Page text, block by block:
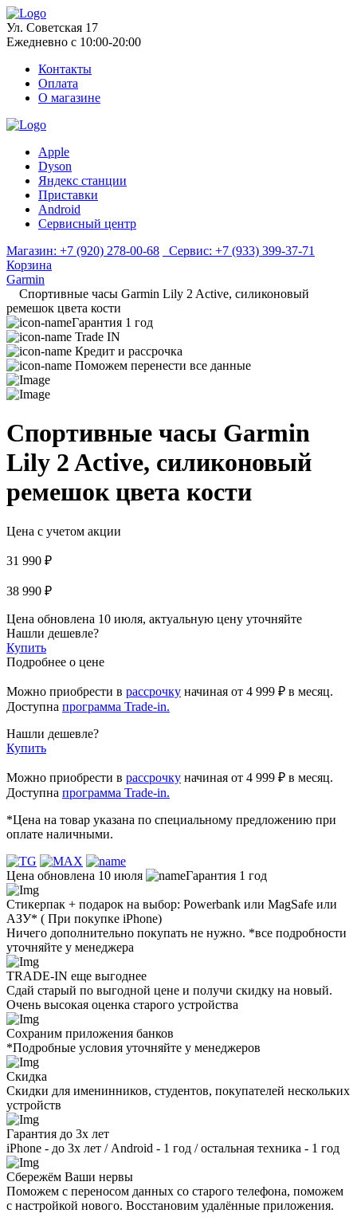
Ул. Советская 17
Ежедневно с 10:00-20:00
Контакты
Оплата
О магазине
Apple
Dyson
Яндекс станции
Приставки
Android
Сервисный центр
Магазин: +7 (920) 278-00-68 Сервис: +7 (933) 399-37-71
Корзина
Garmin
Спортивные часы Garmin Lily 2 Active, силиконовый
ремешок цвета кости
Гарантия 1 год
Trade IN
Кредит и рассрочка
Поможем перенести все данные
Спортивные часы Garmin
Lily 2 Active, силиконовый
ремешок цвета кости
Цена с учетом акции
31 990 ₽
38 990 ₽
Цена обновлена 10 июля, актуальную цену уточняйте
Нашли дешевле?
Купить
Подробнее о цене
Можно приобрести в рассрочку начиная от 4 999 ₽ в месяц.
Доступна программа Trade-in.
Нашли дешевле?
Купить
Можно приобрести в рассрочку начиная от 4 999 ₽ в месяц.
Доступна программа Trade-in.
*Цена на товар указана по специальному предложению при
оплате наличными.
Цена обновлена 10 июля Гарантия 1 год
Стикерпак + подарок на выбор: Powerbank или MagSafe или
AЗУ* ( При покупке iPhone)
Ничего дополнительно покупать не нужно. *все подробности
уточняйте у менеджера
TRADE-IN еще выгоднее
Сдай старый по выгодной цене и получи скидку на новый.
Очень высокая оценка старого устройства
Сохраним приложения банков
*Подробные условия уточняйте у менеджеров
Скидка
Скидки для именинников, студентов, покупателей нескольких
устройств
Гарантия до 3х лет
iPhone - до 3х лет / Android - 1 год / остальная техника - 1 год
Сбережём Ваши нервы
Поможем с переносом данных со старого телефона, поможем
с настройкой нового. Восстановим удалённые приложения.